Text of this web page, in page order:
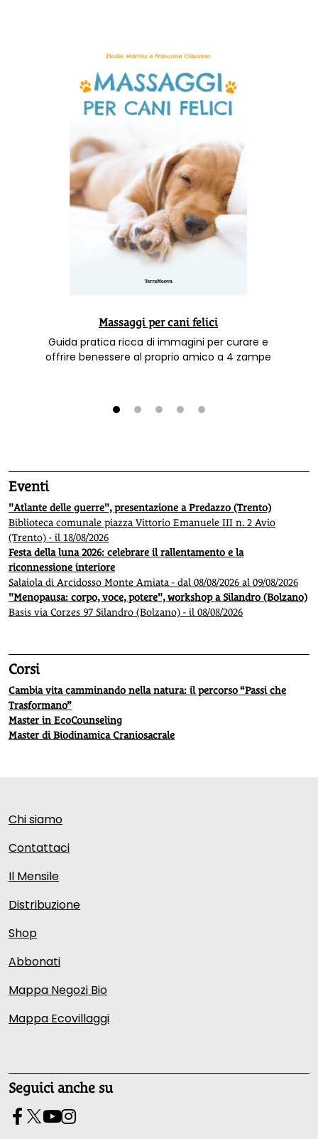
Massaggi per cani felici
Guida pratica ricca di immagini per curare e
offrire benessere al proprio amico a 4 zampe
Eventi
"Atlante delle guerre", presentazione a Predazzo (Trento)
Biblioteca comunale piazza Vittorio Emanuele III n. 2 Avio
(Trento) - il 18/08/2026
Festa della luna 2026: celebrare il rallentamento e la
riconnessione interiore
Salaiola di Arcidosso Monte Amiata - dal 08/08/2026 al 09/08/2026
"Menopausa: corpo, voce, potere", workshop a Silandro (Bolzano)
Basis via Corzes 97 Silandro (Bolzano) - il 08/08/2026
Corsi
Cambia vita camminando nella natura: il percorso “Passi che
Trasformano”
Master in EcoCounseling
Master di Biodinamica Craniosacrale
Chi siamo
Contattaci
Il Mensile
Distribuzione
Shop
Abbonati
Mappa Negozi Bio
Mappa Ecovillaggi
Seguici anche su